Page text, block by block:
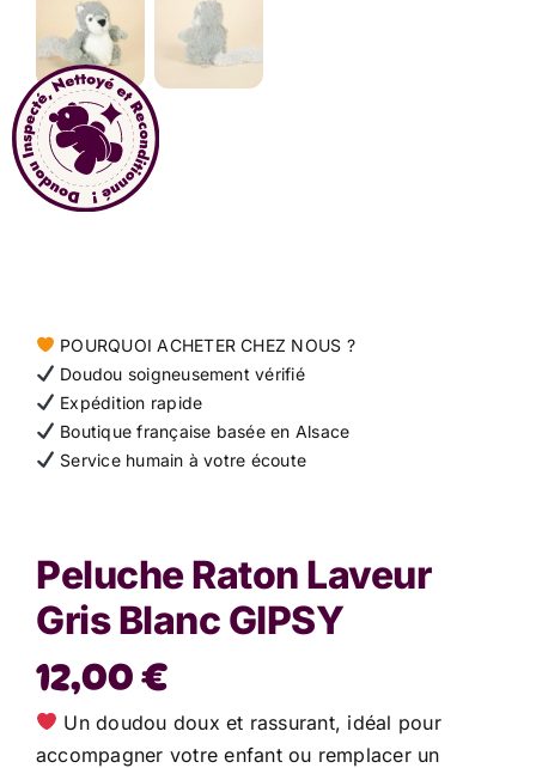
Contact
POURQUOI ACHETER CHEZ NOUS ?
Doudou soigneusement vérifié
Expédition rapide
Boutique française basée en Alsace
Service humain à votre écoute
Peluche Raton Laveur
Gris Blanc GIPSY
12,00€
Un doudou doux et rassurant, idéal pour
accompagner votre enfant ou remplacer un